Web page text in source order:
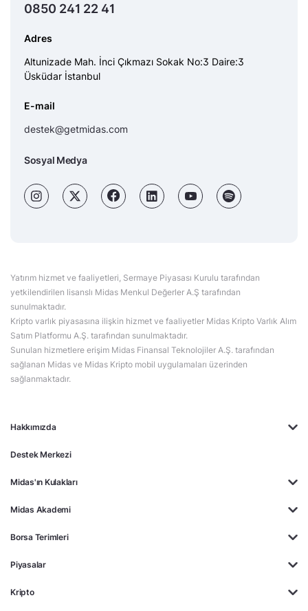
Hakkımızda
Destek Merkezi
Midas'ın Kulakları
Midas Akademi
Borsa Terimleri
Piyasalar
Kripto
0850 241 22 41
Adres
Altunizade Mah. İnci Çıkmazı Sokak No:3 Daire:3
Üsküdar İstanbul
E-mail
destek@getmidas.com
Sosyal Medya
Yatırım hizmet ve faaliyetleri, Sermaye Piyasası Kurulu tarafından
yetkilendirilen lisanslı Midas Menkul Değerler A.Ş tarafından
sunulmaktadır.
Kripto varlık piyasasına ilişkin hizmet ve faaliyetler Midas Kripto Varlık Alım
Satım Platformu A.Ş. tarafından sunulmaktadır.
Sunulan hizmetlere erişim Midas Finansal Teknolojiler A.Ş. tarafından
sağlanan Midas ve Midas Kripto mobil uygulamaları üzerinden
sağlanmaktadır.